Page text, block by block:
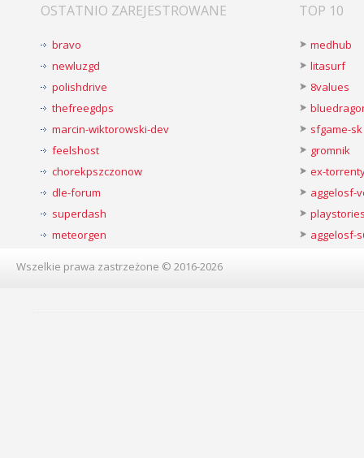
OSTATNIO ZAREJESTROWANE
bravo
newluzgd
polishdrive
thefreegdps
marcin-wiktorowski-dev
feelshost
chorekpszczonow
dle-forum
superdash
meteorgen
TOP 10
medhub
litasurf
8values
sfgame-sk
gromnik
ex-
aggelosf-
aggelosf-
Wszelkie prawa zastrzeżone © 2016-2026